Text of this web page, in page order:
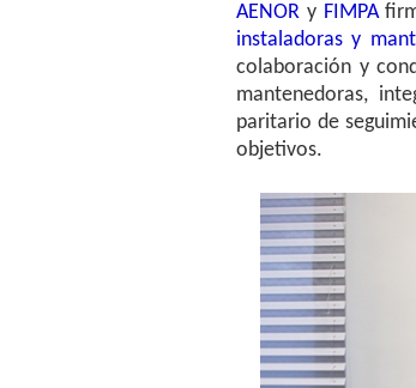
AENOR y FIMPA
instaladoras y
colaboración y
mantenedoras,
paritario de
objetivos.